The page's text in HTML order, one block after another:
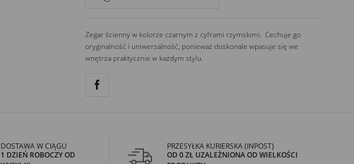
Zegar ścienny w kolorze czarnym z cyframi rzymskimi. Cechuje go
oryginalność i uniwersalność, ponieważ doskonale wpasuje się we
wnętrza praktycznie w każdym stylu.
DOSTAWA W CIĄGU
1 DZIEŃ ROBOCZY OD
PRZESYŁKA KURIERSKA (INPOST)
OD 0 ZŁ UZALEŻNIONA OD WIELKOŚCI